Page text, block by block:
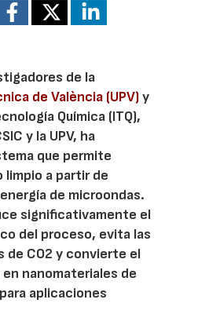
de la
de València (UPV)y
Química (ITQ),
y la UPV, ha
que permite
a partir de
de microondas.
significativamente el
del proceso, evita las
de CO2 y convierte el
nanomateriales de
aplicaciones